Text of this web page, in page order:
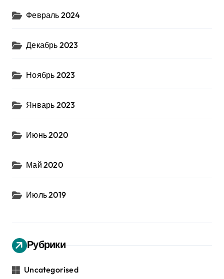
Февраль 2024
Декабрь 2023
Ноябрь 2023
Январь 2023
Июнь 2020
Май 2020
Июль 2019
Рубрики
Uncategorised